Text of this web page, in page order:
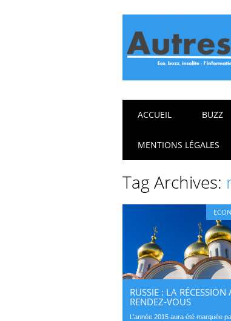
Main menu
ACCUEIL BUZZ
MENTIONS LÉGALES
Tag Archives:
RUSSIE : LA RÉCESSION
RENDEZ-VOUS
L’année 2015 aura été marquée